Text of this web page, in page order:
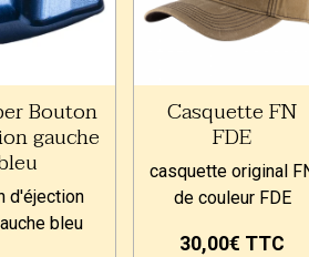
Bouton
gauche
d'éjection
bleu
Casquette FN
FDE
casquette original
de couleur FDE
30,00€ TTC